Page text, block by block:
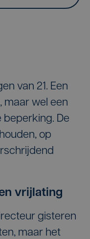
van 21. Een
maar wel een
beperking. De
op
vrijlating
gisteren
maar het